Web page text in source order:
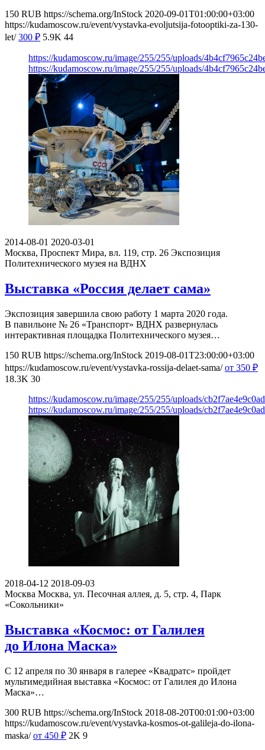
150 RUB https://schema.org/InStock 2020-09-01T01:00:00+03:00
https://kudamoscow.ru/event/vystavka-evoljutsija-fotooptiki-za-130-
let/ 300 ₽ 5.9K 44
https://kudamoscow.ru/image/255/255/uploads/
https://kudamoscow.ru/image/255/255/uploads/
2014-08-01 2020-03-01
Москва, Проспект Мира, вл. 119, стр. 26 Экспозиция
Политехнического музея на ВДНХ
Выставка «Россия делает сама»
Экспозиция завершила свою работу 1 марта 2020 года.
В павильоне № 26 «Транспорт» ВДНХ развернулась
интерактивная площадка Политехнического музея…
150 RUB https://schema.org/InStock 2019-08-01T23:00:00+03:00
https://kudamoscow.ru/event/vystavka-rossija-delaet-sama/ от 350 ₽
18.3K 30
https://kudamoscow.ru/image/255/255/uploads/
https://kudamoscow.ru/image/255/255/uploads/
2018-04-12 2018-09-03
Москва Москва, ул. Песочная аллея, д. 5, стр. 4, Парк
«Сокольники»
Выставка «Космос: от Галилея
до Илона Маска»
С 12 апреля по 30 января в галерее «Квадратс» пройдет
мультимедийная выставка «Космос: от Галилея до Илона
Маска»…
300 RUB https://schema.org/InStock 2018-08-20T00:01:00+03:00
https://kudamoscow.ru/event/vystavka-kosmos-ot-galileja-do-ilona-
maska/ от 450 ₽ 2K 9